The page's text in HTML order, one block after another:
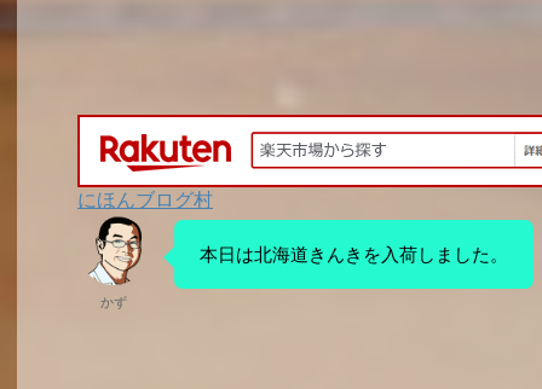
にほんブログ村
かず
本日は北海道きんきを入荷しました。